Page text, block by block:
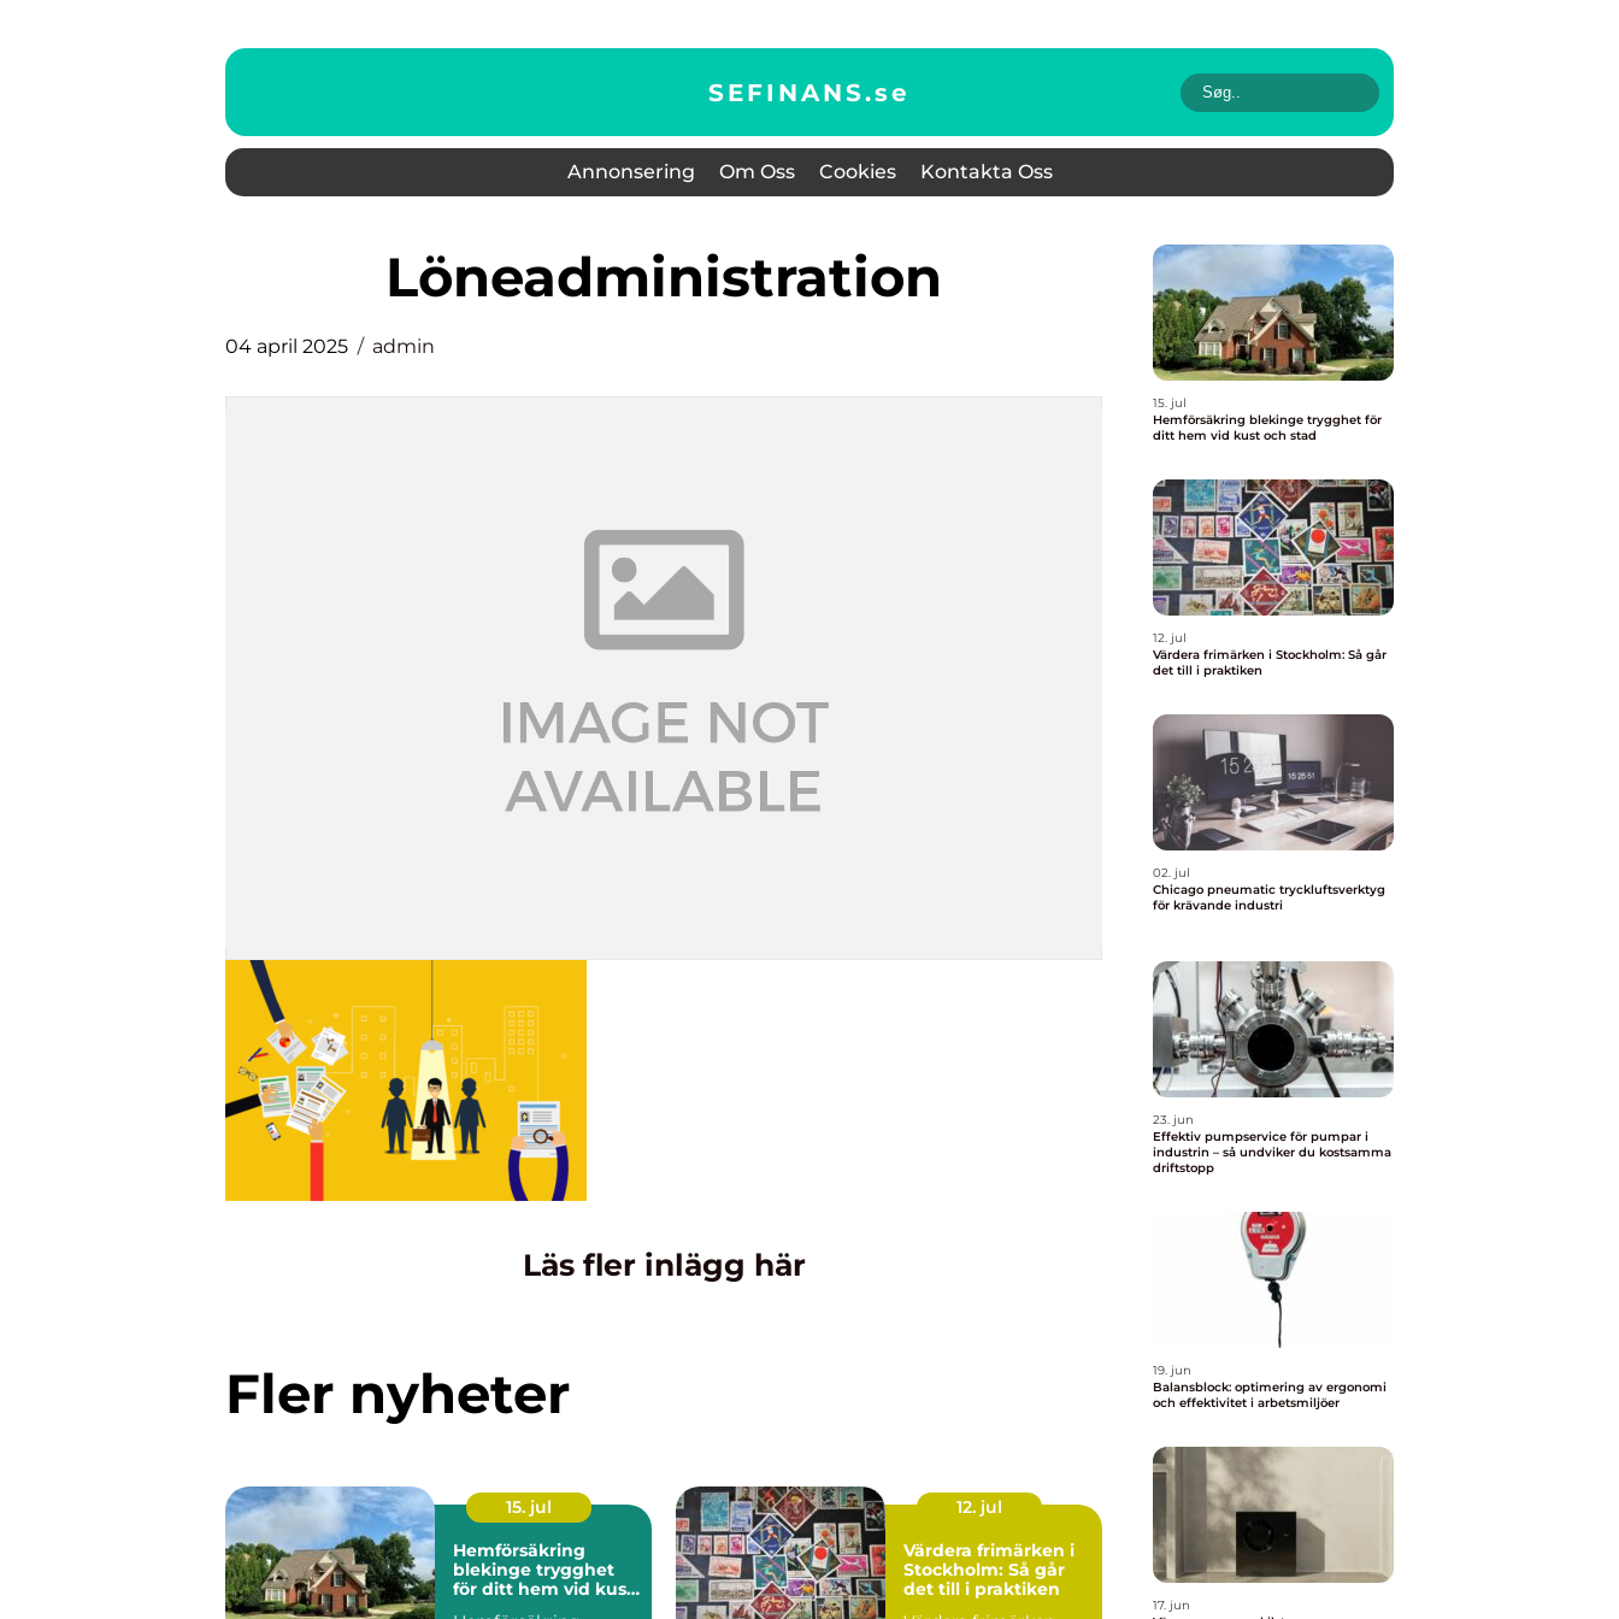
SEFINANS.se
Annonsering Om Oss Cookies Kontakta Oss
löneadministration
04 april 2025 admin
Läs fler inlägg här
Fler nyheter
15. jul
Hemförsäkring
blekinge trygghet
för ditt hem vid kust
12. jul
Värdera frimärken i
Stockholm: Så går
det till i praktiken
15. jul
Hemförsäkring blekinge trygghet för
ditt hem vid kust och stad
12. jul
Värdera frimärken i Stockholm: Så går
det till i praktiken
02. jul
Chicago pneumatic tryckluftsverktyg
för krävande industri
23. jun
Effektiv pumpservice för pumpar i
industrin – så undviker du kostsamma
driftstopp
19. jun
Balansblock: optimering av ergonomi
och effektivitet i arbetsmiljöer
17. jun